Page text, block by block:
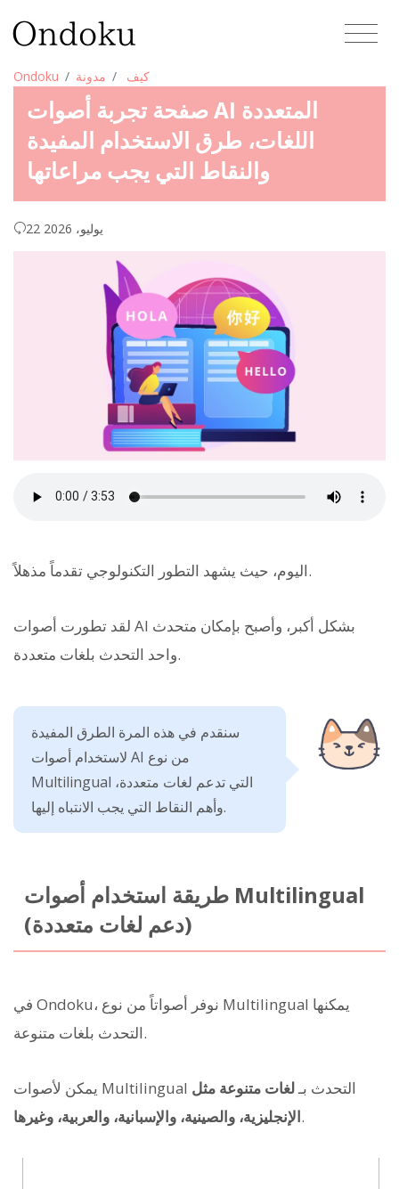
Ondoku مدونة كيف
صفحة تجربة أصوات AI المتعددة
اللغات، طرق الاستخدام المفيدة
والنقاط التي يجب مراعاتها
22 يوليو، 2026
اليوم، حيث يشهد التطور التكنولوجي تقدماً مذهلاً.
لقد تطورت أصوات AI بشكل أكبر، وأصبح بإمكان متحدث
واحد التحدث بلغات متعددة.
سنقدم في هذه المرة الطرق المفيدة
لاستخدام أصوات AI من نوع
Multilingual التي تدعم لغات متعددة،
وأهم النقاط التي يجب الانتباه إليها.
طريقة استخدام أصوات Multilingual
(دعم لغات متعددة)
في Ondoku، نوفر أصواتاً من نوع Multilingual يمكنها
التحدث بلغات متنوعة.
يمكن لأصوات Multilingual التحدث بـلغات متنوعة مثل
الإنجليزية، والصينية، والإسبانية، والعربية، وغيرها.